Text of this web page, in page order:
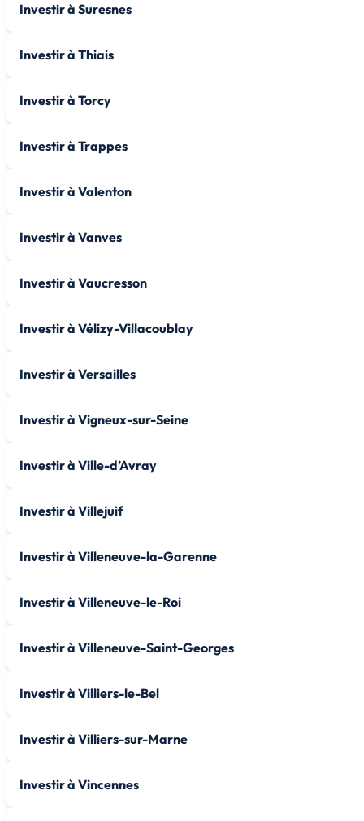
Investir à Suresnes
Investir à Thiais
Investir à Torcy
Investir à Trappes
Investir à Valenton
Investir à Vanves
Investir à Vaucresson
Investir à Vélizy-Villacoublay
Investir à Versailles
Investir à Vigneux-sur-Seine
Investir à Ville-d’Avray
Investir à Villejuif
Investir à Villeneuve-la-Garenne
Investir à Villeneuve-le-Roi
Investir à Villeneuve-Saint-Georges
Investir à Villiers-le-Bel
Investir à Villiers-sur-Marne
Investir à Vincennes